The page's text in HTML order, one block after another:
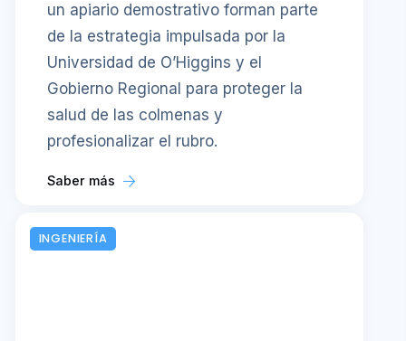
un apiario demostrativo forman parte
de la estrategia impulsada por la
Universidad de O’Higgins y el
Gobierno Regional para proteger la
salud de las colmenas y
profesionalizar el rubro.
Saber más
INGENIERÍA